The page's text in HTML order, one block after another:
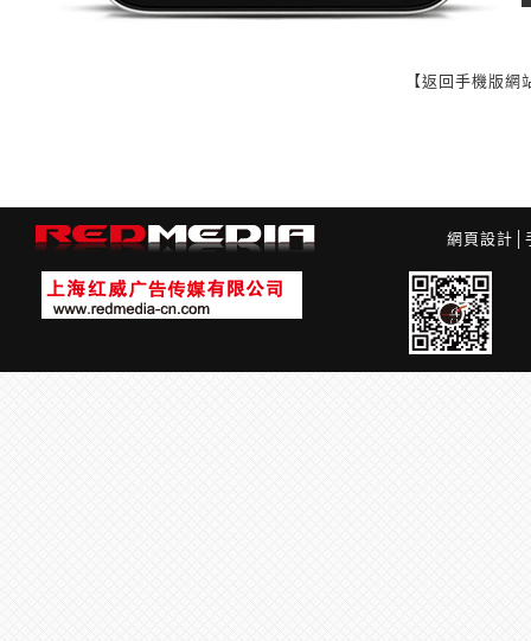
【返回手機版網
網頁設計